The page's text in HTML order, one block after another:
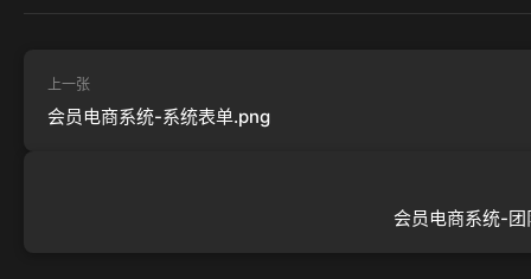
上一张
会员电商系统-系统表单.png
会员电商系统-